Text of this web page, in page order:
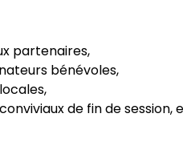
partenaires,
bénévoles,
de fin de session,